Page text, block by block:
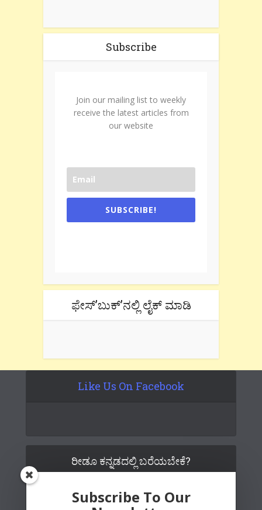
Subscribe
Join our mailing list to weekly
receive the latest articles from
our website
SUBSCRIBE!
ಫೇಸ್’ಬುಕ್’ನಲ್ಲಿ ಲೈಕ್ ಮಾಡಿ
Like Us On Facebook
ರೀಡೂ ಕನ್ನಡದಲ್ಲಿ ಬರೆಯಬೇಕೆ?
Subscribe To Our